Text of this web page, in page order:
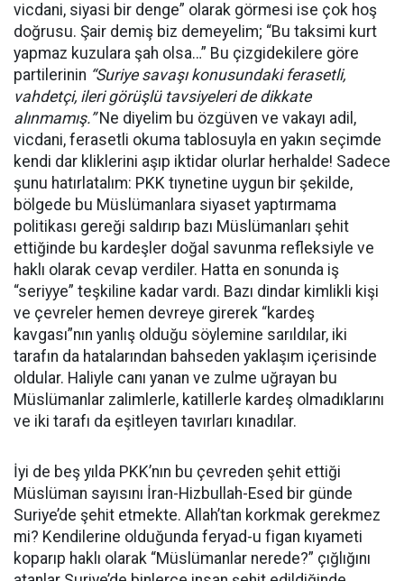
vicdani, siyasi bir denge” olarak görmesi ise çok hoş
doğrusu. Şair demiş biz demeyelim; “Bu taksimi kurt
yapmaz kuzulara şah olsa…” Bu çizgidekilere göre
partilerinin “Suriye savaşı konusundaki ferasetli,
vahdetçi, ileri görüşlü tavsiyeleri de dikkate
alınmamış.”Ne diyelim bu özgüven ve vakayı adil,
vicdani, ferasetli okuma tablosuyla en yakın seçimde
kendi dar kliklerini aşıp iktidar olurlar herhalde! Sadece
şunu hatırlatalım: PKK tıynetine uygun bir şekilde,
bölgede bu Müslümanlara siyaset yaptırmama
politikası gereği saldırıp bazı Müslümanları şehit
ettiğinde bu kardeşler doğal savunma refleksiyle ve
haklı olarak cevap verdiler. Hatta en sonunda iş
“seriyye” teşkiline kadar vardı. Bazı dindar kimlikli kişi
ve çevreler hemen devreye girerek “kardeş
kavgası”nın yanlış olduğu söylemine sarıldılar, iki
tarafın da hatalarından bahseden yaklaşım içerisinde
oldular. Haliyle canı yanan ve zulme uğrayan bu
Müslümanlar zalimlerle, katillerle kardeş olmadıklarını
ve iki tarafı da eşitleyen tavırları kınadılar.
İyi de beş yılda PKK’nın bu çevreden şehit ettiği
Müslüman sayısını İran-Hizbullah-Esed bir günde
Suriye’de şehit etmekte. Allah’tan korkmak gerekmez
mi? Kendilerine olduğunda feryad-u figan kıyameti
koparıp haklı olarak “Müslümanlar nerede?” çığlığını